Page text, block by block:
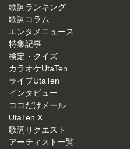
歌詞ランキング
歌詞コラム
エンタメニュース
特集記事
検定・クイズ
カラオケUtaTen
ライブUtaTen
インタビュー
ココだけメール
UtaTen X
歌詞リクエスト
アーティスト一覧